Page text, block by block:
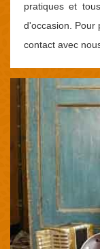
pratiques et
d'occasion. Pour
contact avec